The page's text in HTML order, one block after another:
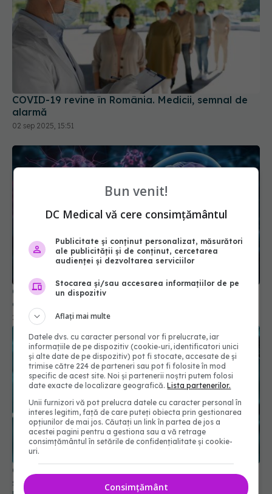
COVID-19 revine în România. Medicii, semnal de
02 sep 2025, 15:51
COVID, impact asupra creierului. Reduce nivelul
21 aug 2024, 12:59
COVID, efecte devastatoare. Leziuni severe,
silențioase cu efecte îngrijorătoare pe termen
lung
01 feb 2024, 16:46
Bun venit!
DC Medical vă cere consimțământul
Publicitate și conținut personalizat, măsurători
ale publicității și de conținut, cercetarea
audienței și dezvoltarea serviciilor
Stocarea și/sau accesarea informațiilor de pe
un dispozitiv
Aflați mai multe
Datele dvs. cu caracter personal vor fi prelucrate, iar
informațiile de pe dispozitiv (cookie-uri, identificatori unici
și alte date de pe dispozitiv) pot fi stocate, accesate de și
trimise către 224 de parteneri sau pot fi folosite în mod
specific de acest site. Noi și partenerii noștri putem folosi
date exacte de localizare geografică.Lista partenerilor.
Unii furnizori vă pot prelucra datele cu caracter personal în
interes legitim, față de care puteți obiecta prin gestionarea
opțiunilor de mai jos. Căutați un link în partea de jos a
acestei pagini pentru a gestiona sau a vă retrage
consimțământul în setările de confidențialitate și cookie-
uri.
Consimțământ